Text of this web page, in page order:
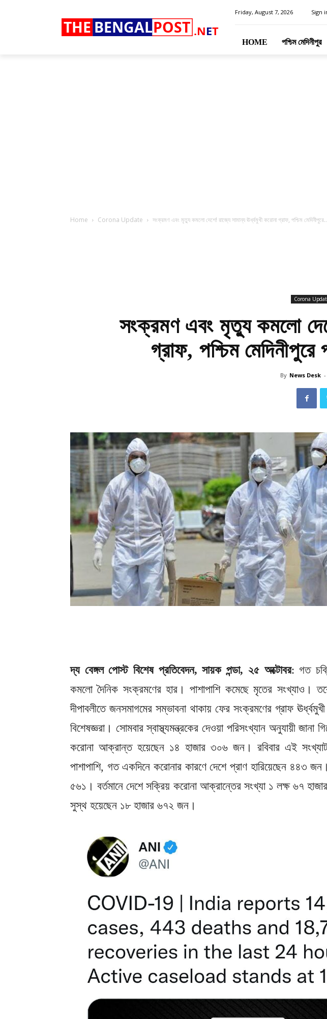
.NET
THE BENGALPOST
Friday, August 7, 2026 Sign
HOME পশ্চিম মেদিনীপুর
Home Corona Update সংক্রমণ এবং মৃত্যু কমলো দেশে! রাজ্যে সামান্য ঊর্ধ্বমুখী করোনা গ্রাফ, পশ্চিম
Corona
সংক্রমণ এবং মৃত্যু কমলো
গ্রাফ, পশ্চিম
By News Desk -
দ্য বেঙ্গল পোস্ট বিশেষ প্রতিবেদন, সায়ক পন্ডা, ২৫ অক্টোবর: গত
কমলো দৈনিক সংক্রমণের হার। পাশাপাশি কমেছে মৃতের সংখ্যাও।
দীপাবলীতে জনসমাগমের সম্ভাবনা থাকায় ফের সংক্রমণের গ্রাফ
বিশেষজ্ঞরা। সোমবার স্বাস্থ্যমন্ত্রকের দেওয়া পরিসংখ্যান অনুযায়ী জানা
করোনা আক্রান্ত হয়েছেন ১৪ হাজার ৩০৬ জন। রবিবার এই
পাশাপাশি, গত একদিনে করোনার কারণে দেশে প্রাণ হারিয়েছেন ৪৪৩
৫৬১। বর্তমানে দেশে সক্রিয় করোনা আক্রান্তের সংখ্যা ১ লক্ষ ৬৭
সুস্থ হয়েছেন ১৮ হাজার ৬৭২ জন।